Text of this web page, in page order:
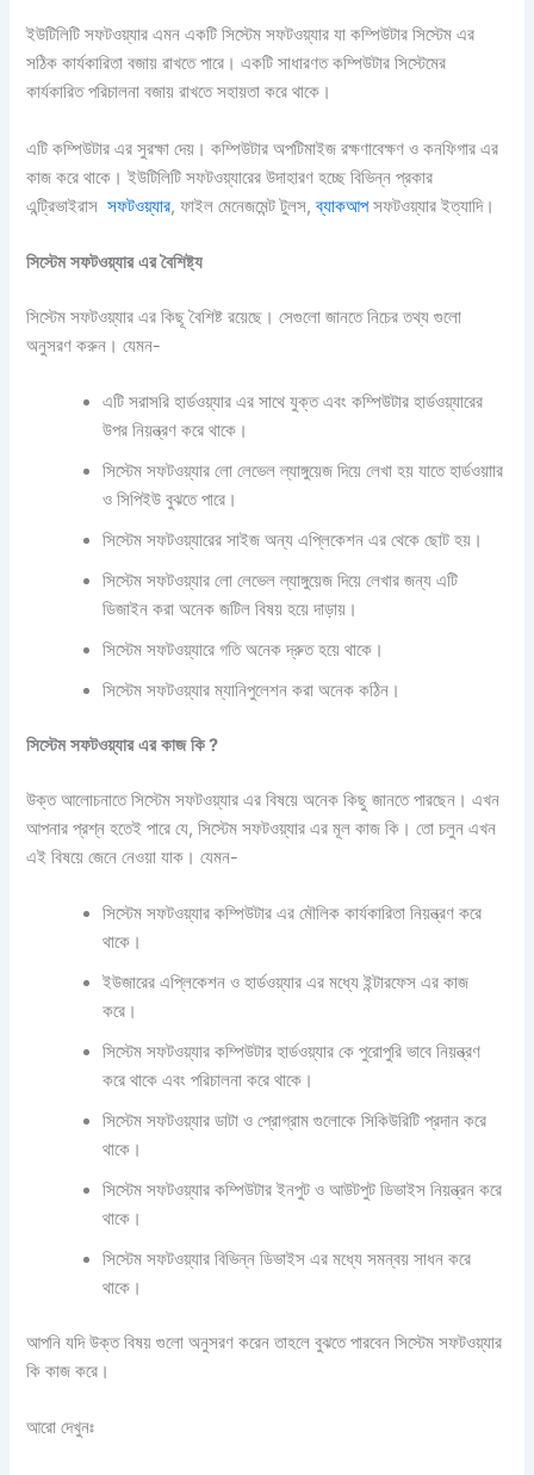
ইউটিলিটি সফটওয়্যার এমন একটি সিস্টেম সফটওয়্যার যা কম্পিউটার সিস্টেম এর
সঠিক কার্যকারিতা বজায় রাখতে পারে। একটি সাধারণত কম্পিউটার সিস্টেমের
কার্যকারিত পরিচালনা বজায় রাখতে সহায়তা করে থাকে।
এটি কম্পিউটার এর সুরক্ষা দেয়। কম্পিউটার অপটিমাইজ রক্ষণাবেক্ষণ ও কনফিগার এর
কাজ করে থাকে। ইউটিলিটি সফটওয়্যারের উদাহারণ হচ্ছে বিভিন্ন প্রকার
এন্ট্রিভাইরাসসফটওয়্যার, ফাইল মেনেজমেন্ট টুলস,ব্যাকআপসফটওয়্যার ইত্যাদি।
সিস্টেম সফটওয়্যার এর বৈশিষ্ট্য
সিস্টেম সফটওয়্যার এর কিছূ বৈশিষ্ট রয়েছে। সেগুলো জানতে নিচের তথ্য গুলো
অনুসরণ করুন। যেমন-
এটি সরাসরি হার্ডওয়্যার এর সাথে যুক্ত এবং কম্পিউটার হার্ডওয়্যারের
উপর নিয়ন্ত্রণ করে থাকে।
সিস্টেম সফটওয়্যার লো লেভেল ল্যাঙ্গুয়েজ দিয়ে লেখা হয় যাতে হার্ডওয়াার
ও সিপিইউ বুঝতে পারে।
সিস্টেম সফটওয়্যারের সাইজ অন্য এপ্লিকেশন এর থেকে ছোট হয়।
সিস্টেম সফটওয়্যার লো লেভেল ল্যাঙ্গুয়েজ দিয়ে লেখার জন্য এটি
ডিজাইন করা অনেক জটিল বিষয় হয়ে দাড়ায়।
সিস্টেম সফটওয়্যারে গতি অনেক দ্রুত হয়ে থাকে।
সিস্টেম সফটওয়্যার ম্যানিপুলেশন করা অনেক কঠিন।
সিস্টেম সফটওয়্যার এর কাজ কি?
উক্ত আলোচনাতে সিস্টেম সফটওয়্যার এর বিষয়ে অনেক কিছু জানতে পারছেন। এখন
আপনার প্রশ্ন হতেই পারে যে, সিস্টেম সফটওয়্যার এর মূল কাজ কি। তো চলুন এখন
এই বিষয়ে জেনে নেওয়া যাক। যেমন-
সিস্টেম সফটওয়্যার কম্পিউটার এর মৌলিক কার্যকারিতা নিয়ন্ত্রণ করে
থাকে।
ইউজারের এপ্লিকেশন ও হার্ডওয়্যার এর মধ্যে ইন্টারফেস এর কাজ
করে।
সিস্টেম সফটওয়্যার কম্পিউটার হার্ডওয়্যার কে পুরোপুরি ভাবে নিয়ন্ত্রণ
করে থাকে এবং পরিচালনা করে থাকে।
সিস্টেম সফটওয়্যার ডাটা ও প্রোগ্রাম গুলোকে সিকিউরিটি প্রদান করে
থাকে।
সিস্টেম সফটওয়্যার কম্পিউটার ইনপুট ও আউটপুট ডিভাইস নিয়ন্ত্রন করে
থাকে।
সিস্টেম সফটওয়্যার বিভিন্ন ডিভাইস এর মধ্যে সমন্বয় সাধন করে
থাকে।
আপনি যদি উক্ত বিষয় গুলো অনুসরণ করেন তাহলে বুঝতে পারবেন সিস্টেম সফটওয়্যার
কি কাজ করে।
আরো দেখুনঃ